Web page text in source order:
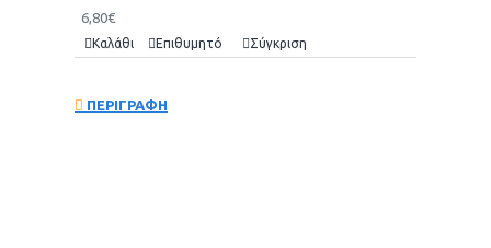
6,80€
Καλάθι Επιθυμητό Σύγκριση
ΠΕΡΙΓΡΑΦΗ